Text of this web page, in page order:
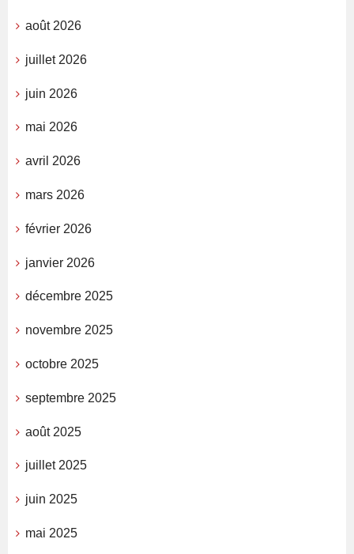
août 2026
juillet 2026
juin 2026
mai 2026
avril 2026
mars 2026
février 2026
janvier 2026
décembre 2025
novembre 2025
octobre 2025
septembre 2025
août 2025
juillet 2025
juin 2025
mai 2025